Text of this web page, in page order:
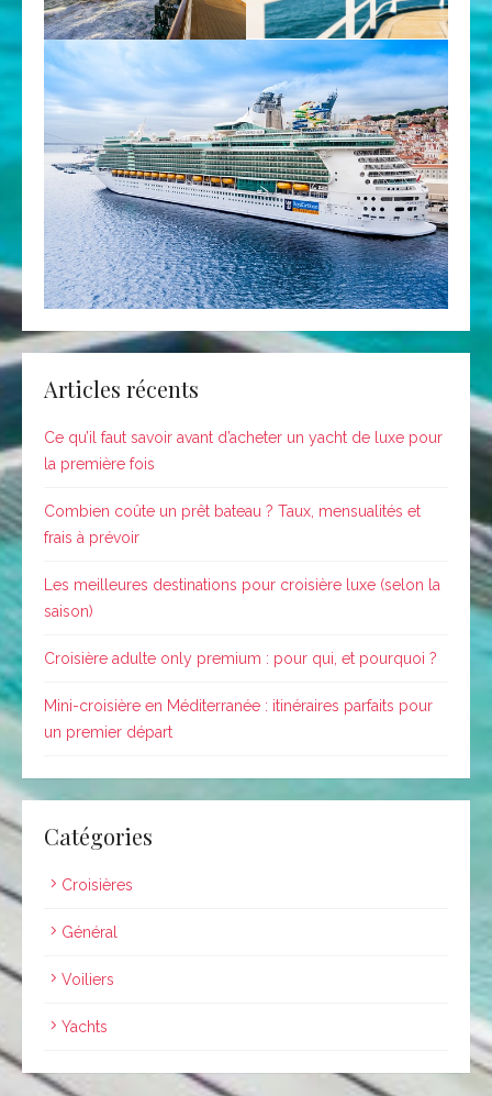
Articles récents
Ce qu’il faut savoir avant d’acheter un yacht de luxe pour
la première fois
Combien coûte un prêt bateau ? Taux, mensualités et
frais à prévoir
Les meilleures destinations pour croisière luxe (selon la
saison)
Croisière adulte only premium : pour qui, et pourquoi ?
Mini-croisière en Méditerranée : itinéraires parfaits pour
un premier départ
Catégories
Croisières
Général
Voiliers
Yachts